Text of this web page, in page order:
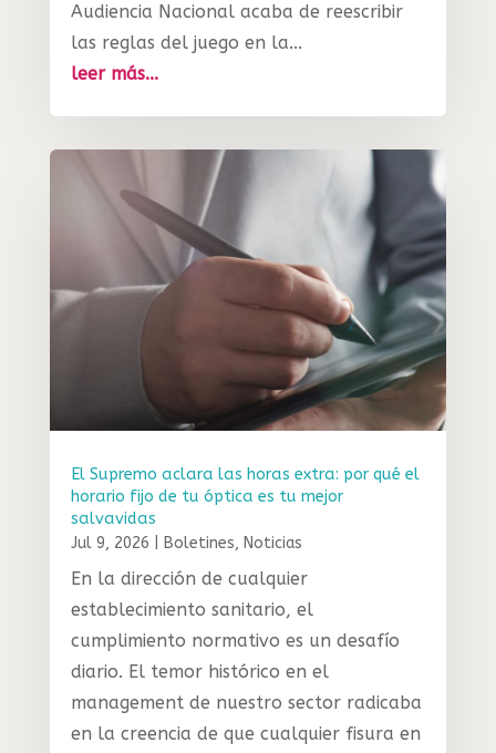
Audiencia Nacional acaba de reescribir
las reglas del juego en la...
leer más...
El Supremo aclara las horas extra: por qué el
horario fijo de tu óptica es tu mejor
salvavidas
Jul 9, 2026
Boletines, Noticias
En la dirección de cualquier
establecimiento sanitario, el
cumplimiento normativo es un desafío
diario. El temor histórico en el
management de nuestro sector radicaba
en la creencia de que cualquier fisura en